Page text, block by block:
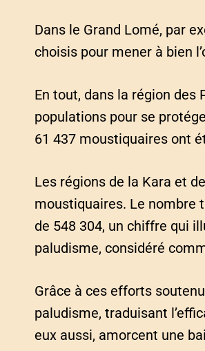
Dans le Grand Lomé, par
choisis pour mener à bien
En tout, dans la région
populations pour se
61 437 moustiquaires ont
Les régions de la Kara et
moustiquaires. Le nombre
de 548 304, un chiffre qui
paludisme, considéré
Grâce à ces efforts
paludisme, traduisant
eux aussi, amorcent une